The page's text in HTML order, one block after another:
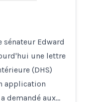
sénateur Edward
une lettre
(DHS)
application
demandé aux…